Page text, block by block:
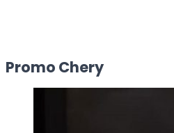
Promo Chery